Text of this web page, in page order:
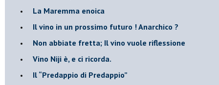
​La Maremma enoica
Il vino in un prossimo futuro ! Anarchico ?
​Non abbiate fretta; Il vino vuole riflessione
​Vino Niji è, e ci ricorda.
Il “Predappio di Predappio”